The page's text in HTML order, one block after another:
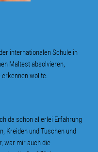
internationalen Schule in
Maltest ab­sol­vieren,
wollte.
da schon allerlei Erfahrung
Kreiden und Tuschen und
war mir auch die